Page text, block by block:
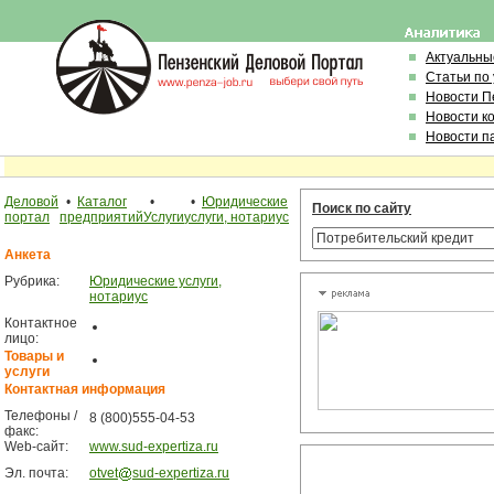
Статьи по
Новости
Новости
Новости
Деловой
портал
• Каталог
предприятий
•
Услуги
• Юридические
услуги, нотариус
Анкета
Рубрика:
Юридические услуги,
нотариус
Контактное
лицо:
Товары и
услуги
Контактная информация
Телефоны /
факс:
8 (800)555-04-53
Web-сайт:
www.sud-expertiza.ru
Эл. почта:
otvet sud-expertiza.ru
Поиск по сайту